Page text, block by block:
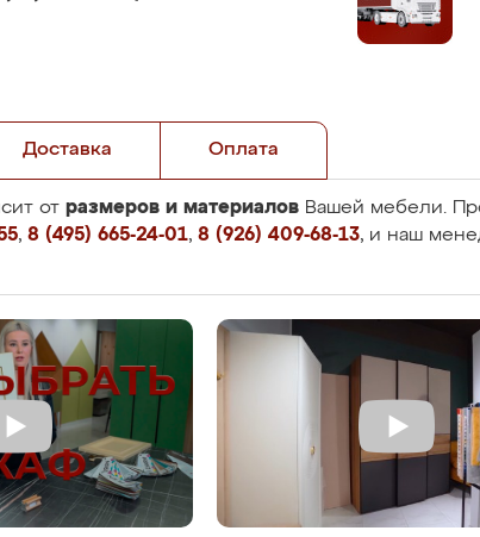
Доставка Оплата
от размеров и материалов Вашей мебели.
, 8 (495) 665-24-01, 8 (926) 409-68-13, и наш